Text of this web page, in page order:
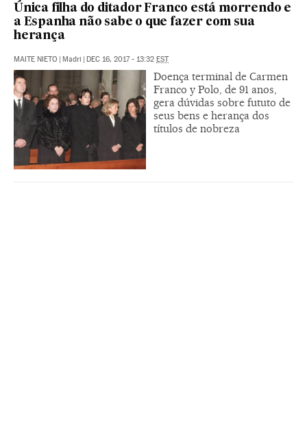
Única filha do ditador Franco está morrendo e
a Espanha não sabe o que fazer com sua
herança
MAITE NIETO | Madri | DEC 16, 2017 - 13:32 EST
Doença terminal de Carmen
Franco y Polo, de 91 anos,
gera dúvidas sobre fututo de
seus bens e herança dos
títulos de nobreza